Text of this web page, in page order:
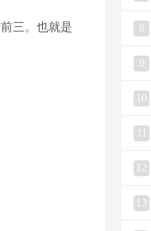
三。也就是
8
9
10
12
13